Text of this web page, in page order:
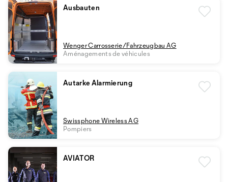
Ausbauten
Wenger Carrosserie/Fahrzeugbau AG
Aménagements de véhicules
Autarke Alarmierung
Swissphone Wireless AG
Pompiers
AVIATOR